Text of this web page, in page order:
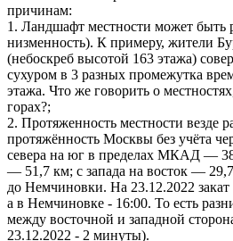
причинам:
1. Ландшафт местности может быть
низменность). К примеру, жители
(небоскреб высотой 163 этажа)
сухуром в 3 разных промежутка
этажа. Что же говорить о
горах?;
2. Протяженность местности везде
протяжённость Москвы без учёта
севера на юг в пределах МКАД —
— 51,7 км; с запада на восток — 29,7
до Немчиновки. На 23.12.2022 закат
а в Немчиновке - 16:00. То есть
между восточной и западной
23.12.2022 - 2 минуты).